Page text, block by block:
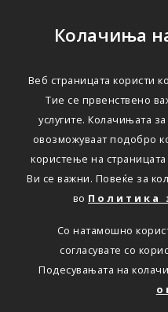
Колачиња
Веб страницата користи
Тие се првенствено
услугите. Колачињата
овозможуваат подобро
користење на
Ви се важни. Повеќе за
во Политика
Со натамошно
согласувате со
Подесувањата на